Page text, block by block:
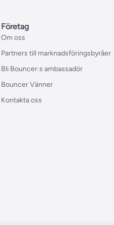
Företag
Om oss
Partners till marknadsföringsbyråer
Bli Bouncer:s ambassadör
Bouncer Vänner
Kontakta oss